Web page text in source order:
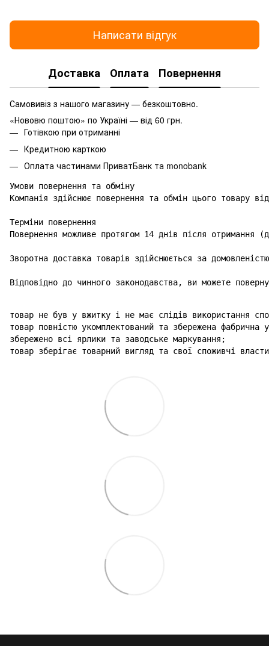
Написати відгук
Доставка Оплата Повернення
Самовивіз з нашого магазину — безкоштовно.
«Нововю поштою» по Україні — від 60 грн.
Готівкою при отриманні
Кредитною карткою
Оплата частинами ПриватБанк та monobank
Умови повернення та обміну
Компанія здійснює повернення та обмін цього товару
Терміни повернення
Повернення можливе протягом 14 днів після отримання
Зворотна доставка товарів здійснюється за
Відповідно до чинного законодавства, ви можете
товар не був у вжитку і не має слідів використання
товар повністю укомплектований та збережена фабрична
збережено всі ярлики та заводське маркування;
товар зберігає товарний вигляд та свої споживчі